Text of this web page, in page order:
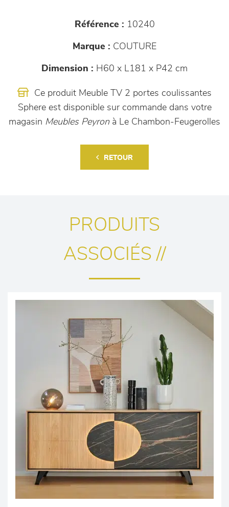
Référence : 10240
Marque : COUTURE
Dimension : H60 x L181 x P42 cm
Ce produit Meuble TV 2 portes coulissantes
Sphere est disponible sur commande dans votre
magasin Meubles Peyronà Le Chambon-Feugerolles
RETOUR
PRODUITS
ASSOCIÉS //